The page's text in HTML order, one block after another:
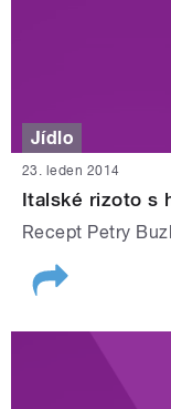
Jídlo
23. leden 2014
Italské rizoto s
Recept Petry